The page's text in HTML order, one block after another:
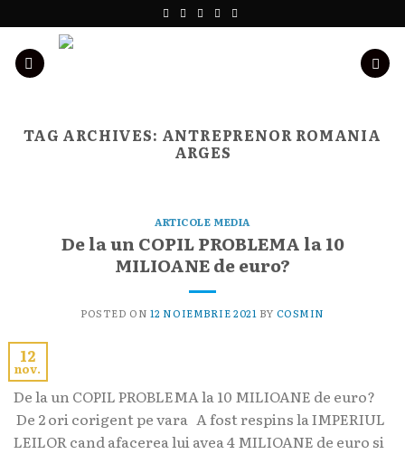
to
content
TAG ARCHIVES: ANTREPRENOR ROMANIA
ARGES
ARTICOLE MEDIA
De la un COPIL PROBLEMA la 10
MILIOANE de euro?
POSTED ON 12 NOIEMBRIE 2021 BY COSMIN
12
nov.
De la un COPIL PROBLEMA la 10 MILIOANE de euro?
De 2 ori corigent pe vara A fost respins la IMPERIUL
LEILOR cand afacerea lui avea 4 MILIOANE de euro si